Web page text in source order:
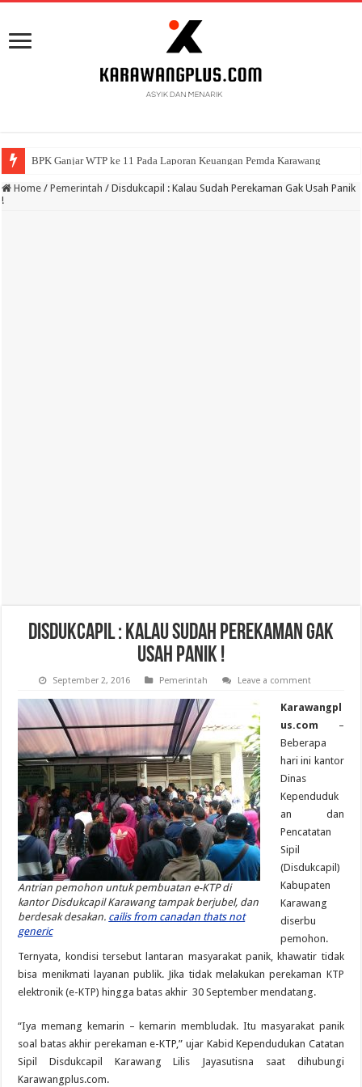
BPK Ganjar WTP ke 11 Pada Laporan Keuangan Pemda Karawang
Home / Pemerintah / Disdukcapil : Kalau Sudah Perekaman Gak Usah Panik
!
Disdukcapil : Kalau Sudah Perekaman Gak
Usah Panik !
September 2, 2016 Pemerintah Leave a comment
Antrian pemohon untuk pembuatan e-KTP di
kantor Disdukcapil Karawang tampak berjubel, dan
berdesak desakan. cailis from canadan thats not
generic
Karawangpl
us.com –
Beberapa
hari ini kantor
Dinas
Kependuduk
an dan
Pencatatan
Sipil
(Disdukcapil)
Kabupaten
Karawang
diserbu
pemohon.
Ternyata, kondisi tersebut lantaran masyarakat panik, khawatir tidak
bisa menikmati layanan publik. Jika tidak melakukan perekaman KTP
elektronik (e-KTP) hingga batas akhir 30 September mendatang.
“Iya memang kemarin – kemarin membludak. Itu masyarakat panik
soal batas akhir perekaman e-KTP,” ujar Kabid Kependudukan Catatan
Sipil Disdukcapil Karawang Lilis Jayasutisna saat dihubungi
Karawangplus.com.